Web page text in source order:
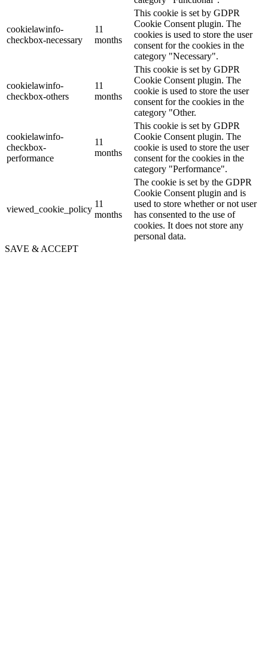
cookielawinfo-
checkbox-necessary
11
months
This cookie is set by GDPR
Cookie Consent plugin. The
cookies is used to store the user
consent for the cookies in the
category "Necessary".
cookielawinfo-
checkbox-others
11
months
This cookie is set by GDPR
Cookie Consent plugin. The
cookie is used to store the user
consent for the cookies in the
category "Other.
cookielawinfo-
checkbox-
performance
11
months
This cookie is set by GDPR
Cookie Consent plugin. The
cookie is used to store the user
consent for the cookies in the
category "Performance".
viewed_cookie_policy
11
months
The cookie is set by the GDPR
Cookie Consent plugin and is
used to store whether or not user
has consented to the use of
cookies. It does not store any
personal data.
SAVE & ACCEPT